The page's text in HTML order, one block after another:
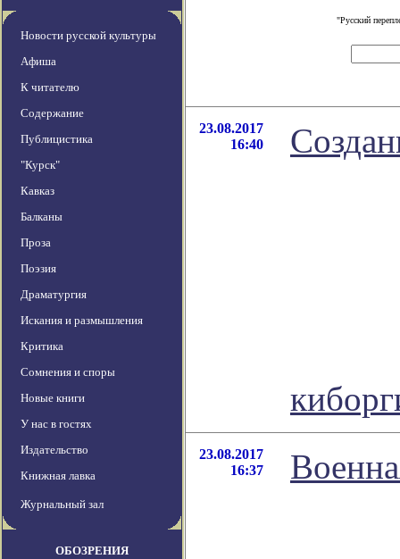
Новости русской культуры
Афиша
К читателю
Содержание
Публицистика
"Курск"
Кавказ
Балканы
Проза
Поэзия
Драматургия
Искания и размышления
Критика
Сомнения и споры
Новые книги
У нас в гостях
Издательство
Книжная лавка
Журнальный зал
ОБОЗРЕНИЯ
"Русский
23.08.2017
16:40
23.08.2017
16:37